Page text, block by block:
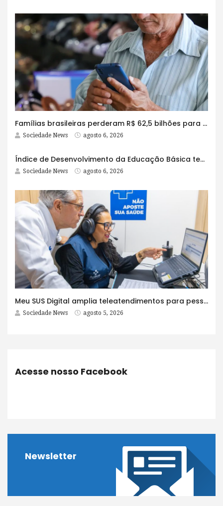
Famílias brasileiras perderam R$ 62,5 bilhões para bets em 2025
Sociedade News agosto 6, 2026
Índice de Desenvolvimento da Educação Básica tem elevação em todas as etapas
Sociedade News agosto 6, 2026
Meu SUS Digital amplia teleatendimentos para pessoas com problemas com jogos e apostas
Sociedade News agosto 5, 2026
Acesse nosso Facebook
Newsletter